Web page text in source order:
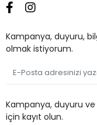
Kampanya, duyuru,
olmak istiyorum.
Kampanya, duyuru
için kayıt olun.